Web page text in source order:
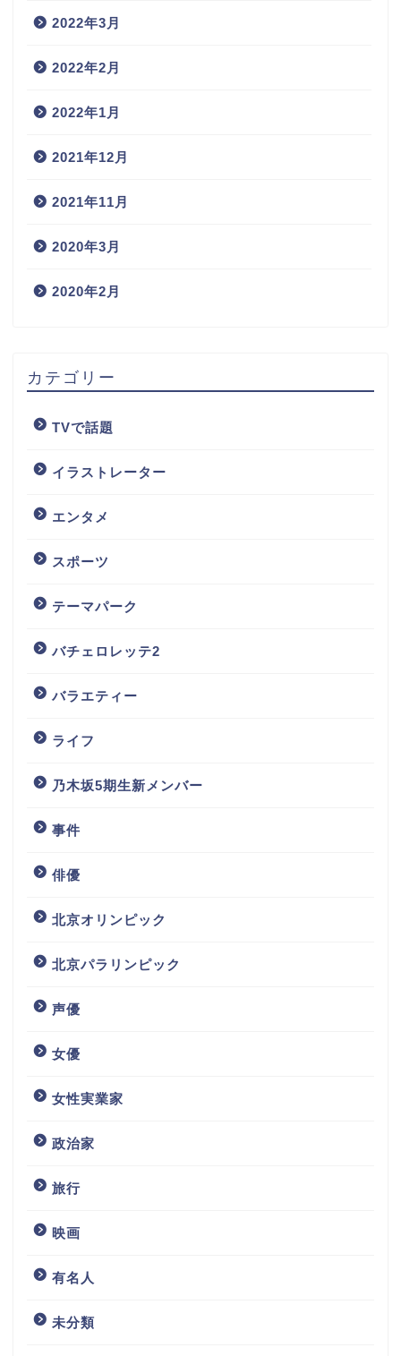
2022年3月
2022年2月
2022年1月
2021年12月
2021年11月
2020年3月
2020年2月
カテゴリー
TVで話題
イラストレーター
エンタメ
スポーツ
テーマパーク
バチェロレッテ2
バラエティー
ライフ
乃木坂5期生新メンバー
事件
俳優
北京オリンピック
北京パラリンピック
声優
女優
女性実業家
政治家
旅行
映画
有名人
未分類